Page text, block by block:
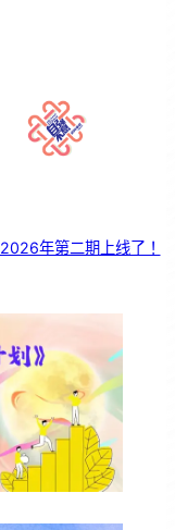
年第二期上线了！